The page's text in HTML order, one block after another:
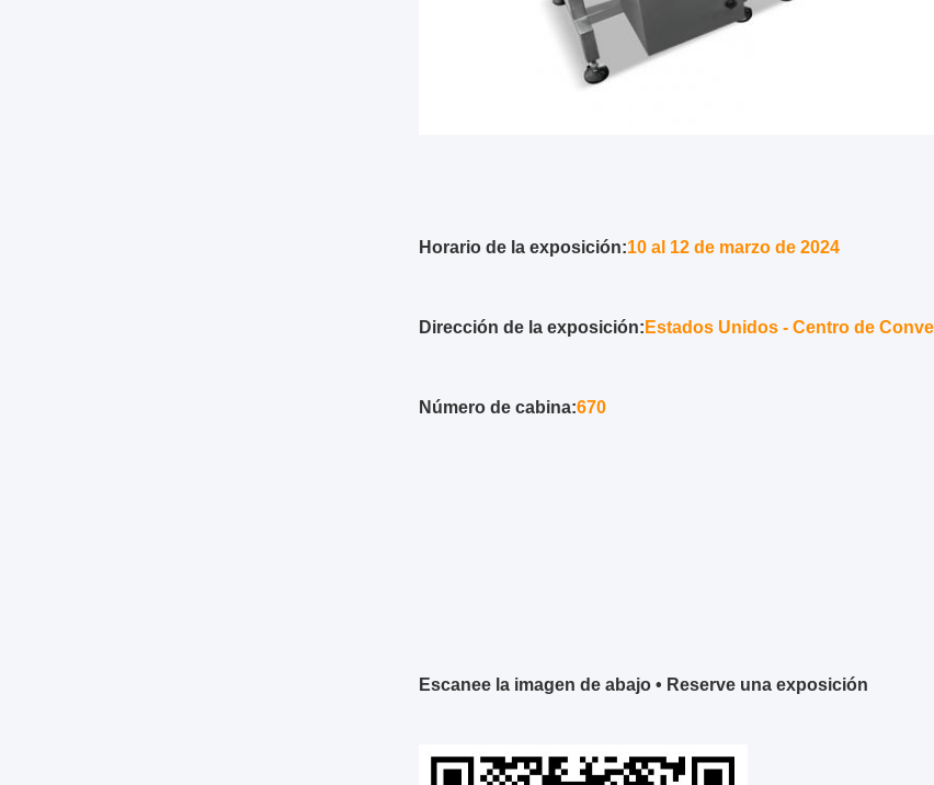
Horario de la exposición:10 al 12 de marzo de 2024
Dirección de la exposición: Estados Unidos - Centro de
Número de cabina:670
Escanee la imagen de abajo • Reserve una exposición